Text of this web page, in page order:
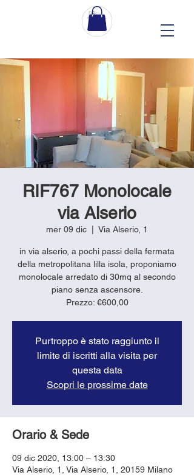
RIF767 Monolocale
via Alserio
mer 09 dic Via Alserio, 1
in via alserio, a pochi passi della fermata
della metropolitana lilla isola, proponiamo
monolocale arredato di 30mq al secondo
piano senza ascensore.
Prezzo: €600,00
Purtroppo è stato raggiunto il
limite di iscritti alla visita per
questa data
Scopri le prossime date
Orario & Sede
09 dic 2020, 13:00 – 13:30
Via Alserio, 1, Via Alserio, 1, 20159 Milano